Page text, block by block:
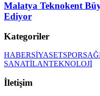
Malatya Teknokent
Ediyor
Kategoriler
HABERSİYASETSPOR
SANATİLANTEKNOLOJİ
İletişim